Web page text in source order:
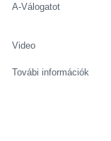
A-Válogatot
Video
Továbi információk